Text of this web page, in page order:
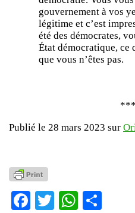
gouvernement à vos
légitime et c’est
été des démocrates,
État démocratique, ce
que vous n’êtes pas.
Publié le 28 mars 2023 sur
Facebook
Twitter